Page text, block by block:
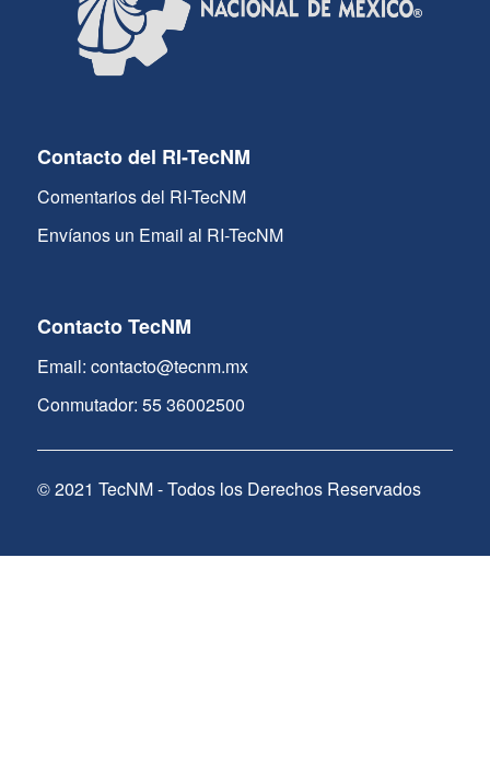
Contacto del RI-TecNM
Comentarios del RI-TecNM
Envíanos un Email al RI-TecNM
Contacto TecNM
Email: contacto@tecnm.mx
Conmutador: 55 36002500
© 2021 TecNM - Todos los Derechos Reservados